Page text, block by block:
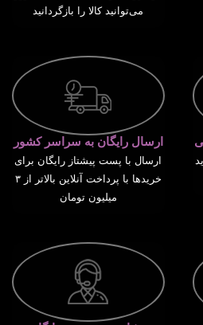
می‌توانید کالا را بازگردانید
ارسال رایگان به سراسر کشور
ارسال با پست پیشتاز رایگان برای
خریدها با پرداخت آنلاین بالاتر از ۳
میلیون تومان